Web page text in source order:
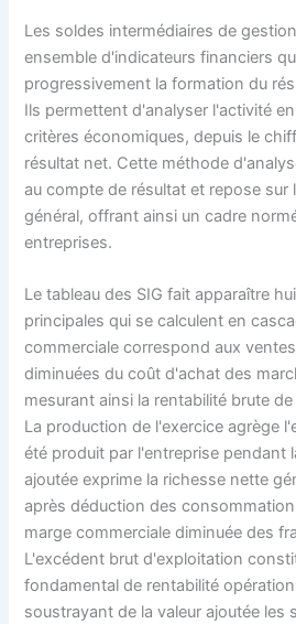
Les soldes intermédiaires de
ensemble d'indicateurs financiers
progressivement la formation du
Ils permettent d'analyser l'activité
critères économiques, depuis le
résultat net. Cette méthode
au compte de résultat et repose sur
général, offrant ainsi un cadre
entreprises.
Le tableau des SIG fait apparaître
principales qui se calculent en
commerciale correspond aux
diminuées du coût d'achat des
mesurant ainsi la rentabilité brute
La production de l'exercice agrège
été produit par l'entreprise pendant
ajoutée exprime la richesse nette
après déduction des
marge commerciale diminuée des
L'excédent brut d'exploitation
fondamental de rentabilité
soustrayant de la valeur ajoutée les